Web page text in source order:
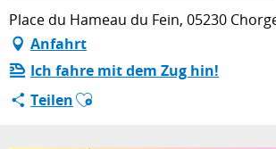
AUFENTHALT
ESPACE PRO
Place du Hameau du Fein, 05230
Anfahrt
Ich fahre mit dem Zug hin!
TeilenAjouter aux favoris